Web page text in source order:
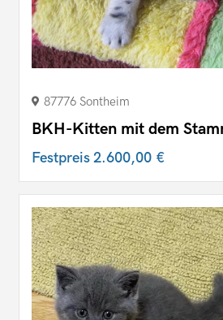
87776 Sontheim
BKH-Kitten mit dem
Festpreis2.600,00 €